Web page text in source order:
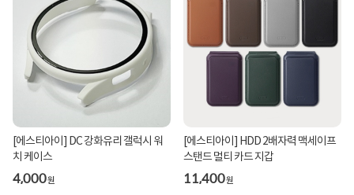
[에스티아이] DC 강화유리 갤럭시 워
치 케이스
4,000원
[에스티아이] HDD 2배자력 맥세이프
스탠드 멀티 카드 지갑
11,400원